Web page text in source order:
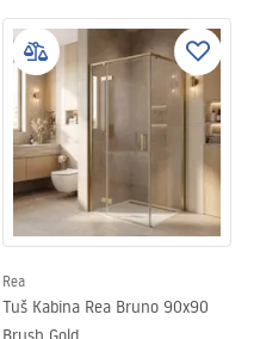
Rea
Tuš Kabina Rea Bruno 90x90